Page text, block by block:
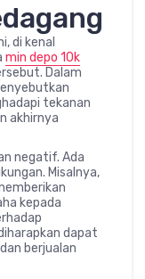
di kenal
min depo 10k
Dalam
tekanan
akhirnya
negatif. Ada
Misalnya,
kepada
dapat
berjualan